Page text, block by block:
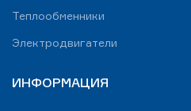
Теплообменники
Электродвигатели
ИНФОРМАЦИЯ